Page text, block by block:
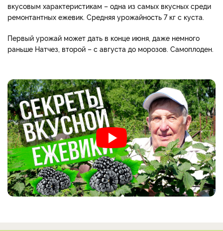
вкусовым характеристикам – одна из самых вкусных среди
ремонтантных ежевик. Средняя урожайность 7 кг с куста.
Первый урожай может дать в конце июня, даже немного
раньше Натчез, второй – с августа до морозов. Самоплоден.